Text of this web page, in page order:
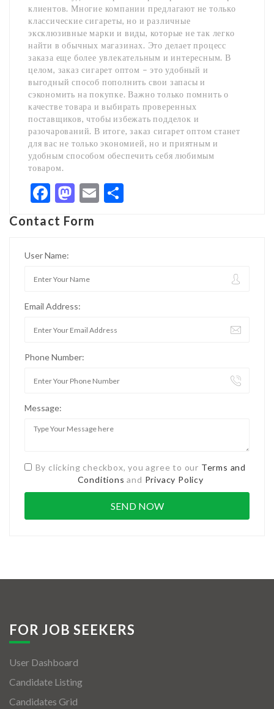
клиентов. Многие компании предлагают не только
классические сигареты, но и различные
эксклюзивные марки и виды, которые не так легко
найти в обычных магазинах. Это делает процесс
заказа еще более увлекательным и интересным. В
целом, заказ сигарет оптом – это удобный и
выгодный способ пополнить свои запасы и
сэкономить на покупке. Важно только помнить о
качестве товара и выбирать проверенных
поставщиков, чтобы избежать подделок и
разочарований. В итоге, заказ сигарет оптом станет
для вас не только экономией, но и приятным и
удобным способом обеспечить себя любимым
товаром.
Facebook
Mastodon
Email
Contact Form
User Name:
Email Address:
Phone Number:
Message:
By clicking checkbox, you agree to our Terms and
Conditions and Privacy Policy
FOR JOB SEEKERS
User Dashboard
Candidate Listing
Candidates Grid